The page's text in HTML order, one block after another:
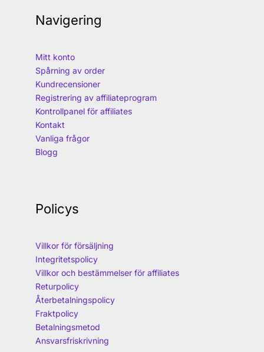
Navigering
Mitt konto
Spårning av order
Kundrecensioner
Registrering av affiliateprogram
Kontrollpanel för affiliates
Kontakt
Vanliga frågor
Blogg
Policys
Villkor för försäljning
Integritetspolicy
Villkor och bestämmelser för affiliates
Returpolicy
Återbetalningspolicy
Fraktpolicy
Betalningsmetod
Ansvarsfriskrivning